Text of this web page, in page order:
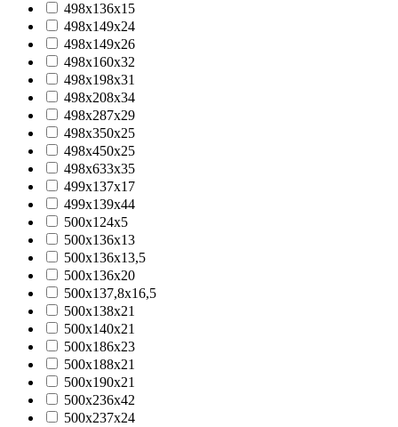
498х136х15
498х149х24
498х149х26
498х160х32
498х198х31
498х208х34
498х287х29
498х350х25
498х450х25
498х633х35
499х137х17
499х139х44
500x124x5
500x136x13
500x136x13,5
500x136x20
500x137,8x16,5
500x138x21
500x140x21
500x186x23
500x188x21
500x190x21
500x236x42
500x237x24